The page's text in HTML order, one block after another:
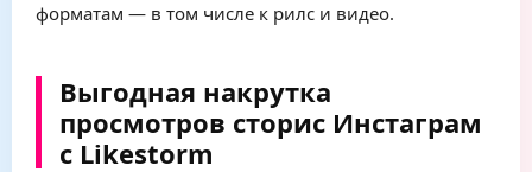
форматам — в том числе к рилс и видео.
Выгодная накрутка
просмотров сторис Инстаграм
с Likestorm